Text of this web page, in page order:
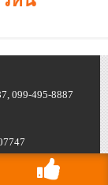
099-495-8887